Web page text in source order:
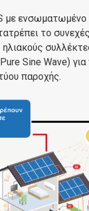
με ενσωματωμένο
το
Sine Wave) για
παροχής.